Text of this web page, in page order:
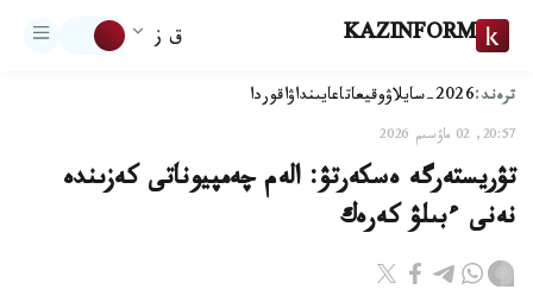
KAZINFORM ق ز
ترەند:2026-سايلاۋ وقيعاتاعايىنداۋاقوردا
20:57, 02 ماۋسىم 2026
تۋريستەرگە ەسكەرتۋ: الەم چەمپيوناتى كەزىندە
نەنى ءبىلۋ كەرەك